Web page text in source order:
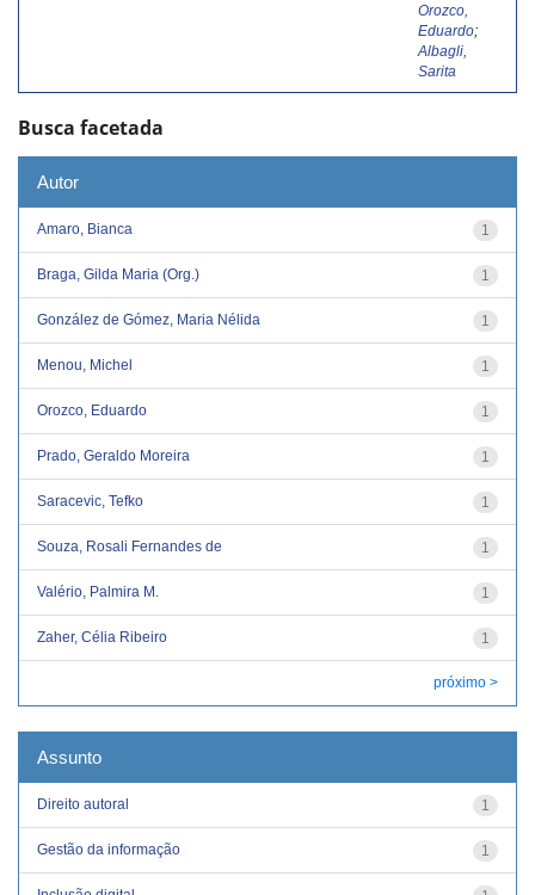
Orozco,
Eduardo;
Albagli,
Sarita
Busca facetada
Autor
1
Amaro, Bianca
1
Braga, Gilda Maria (Org.)
1
González de Gómez, Maria Nélida
1
Menou, Michel
1
Orozco, Eduardo
1
Prado, Geraldo Moreira
1
Saracevic, Tefko
1
Souza, Rosali Fernandes de
1
Valério, Palmira M.
1
Zaher, Célia Ribeiro
próximo >
Assunto
1
Direito autoral
1
Gestão da informação